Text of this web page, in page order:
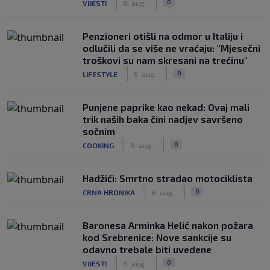
VIJESTI 8. aug. 0
Penzioneri otišli na odmor u Italiju i
odlučili da se više ne vraćaju: "Mjesečni
troškovi su nam skresani na trećinu"
LIFESTYLE 5. aug. 0
Punjene paprike kao nekad: Ovaj mali
trik naših baka čini nadjev savršeno
sočnim
COOKING 8. aug. 0
Hadžići: Smrtno stradao motociklista
CRNA HRONIKA 8. aug. 0
Baronesa Arminka Helić nakon požara
kod Srebrenice: Nove sankcije su
odavno trebale biti uvedene
VIJESTI 8. aug. 0